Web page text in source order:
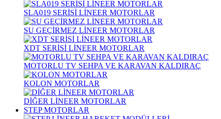
SLA019 SERİSİ LİNEER MOTORLAR
SU GEÇİRMEZ LİNEER MOTORLAR
XDT SERİSİ LİNEER MOTORLAR
MOTORLU TV SEHPA VE KARAVAN KALDIRAÇ
KOLON MOTORLAR
DİĞER LİNEER MOTORLAR
STEP MOTORLAR